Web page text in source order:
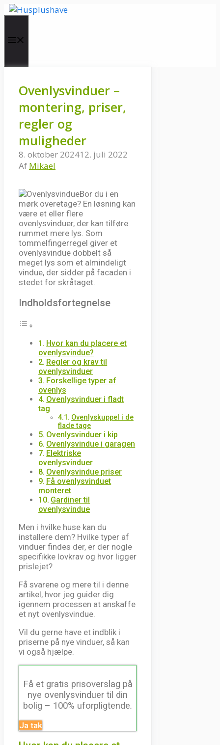
Hop
Ovenlysvinduer –
montering, priser,
regler og
muligheder
8. oktober 202412. juli 2022
Af Mikael
Bor du i en
mørk overetage? En løsning kan
være et eller flere
ovenlysvinduer, der kan tilføre
rummet mere lys. Som
tommelfingerregel giver et
ovenlysvindue dobbelt så
meget lys som et almindeligt
vindue, der sidder på facaden i
stedet for skråtaget.
Indholdsfortegnelse
Hvor kan du placere et
ovenlysvindue?
Regler og krav til
ovenlysvinduer
Forskellige typer af
ovenlys
Ovenlysvinduer i fladt
tag
Ovenlyskuppel i de
flade tage
Ovenlysvinduer i kip
Ovenlysvindue i garagen
Elektriske
ovenlysvinduer
Ovenlysvindue priser
Få ovenlysvinduet
monteret
Gardiner til
ovenlysvindue
Men i hvilke huse kan du
installere dem? Hvilke typer af
vinduer findes der, er der nogle
specifikke lovkrav og hvor ligger
prislejet?
Få svarene og mere til i denne
artikel, hvor jeg guider dig
igennem processen at anskaffe
et nyt ovenlysvindue.
Vil du gerne have et indblik i
priserne på nye vinduer, så kan
vi også hjælpe.
Få et gratis prisoverslag på
nye ovenlysvinduer til din
bolig – 100% uforpligtende.
Ja tak